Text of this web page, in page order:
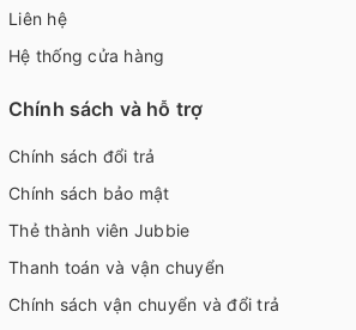
Liên hệ
Hệ thống cửa hàng
Chính sách và hỗ trợ
Chính sách đổi trả
Chính sách bảo mật
Thẻ thành viên Jubbie
Thanh toán và vận chuyển
Chính sách vận chuyển và đổi trả